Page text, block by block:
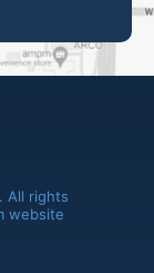
All rights
website